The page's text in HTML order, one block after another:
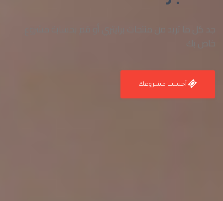
جد كل ما تريد من منتجات برايتري أو قم بحسابة مشروع
خاص بك
أحسب مشروعك